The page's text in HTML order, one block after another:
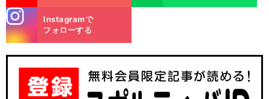
m
Instagramで
フォローする